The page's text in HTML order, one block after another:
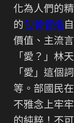
化為人們的
的包養管道
價值、主流
「愛？」林
「愛」這個
等。部國民
不雅念上牢